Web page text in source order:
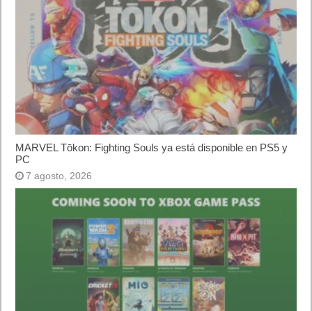
MARVEL Tōkon: Fighting Souls ya está disponible en PS5 y
PC
7 agosto, 2026